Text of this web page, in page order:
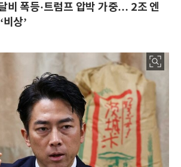
비 폭등·트럼프 압박 가중… 2조 엔
상’